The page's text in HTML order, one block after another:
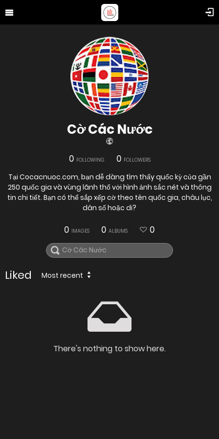
Cờ Các Nước
0 FOLLOWING 0 FOLLOWERS
Tại Cocacnuoc.com, bạn dễ dàng tìm thấy quốc kỳ của gần
250 quốc gia và vùng lãnh thổ với hình ảnh sắc nét và thông
tin chi tiết. Bạn có thể sắp xếp cờ theo tên quốc gia, châu lục,
dân số hoặc di?
0 IMAGES 0 ALBUMS 0
Liked Most recent
There's nothing to show here.